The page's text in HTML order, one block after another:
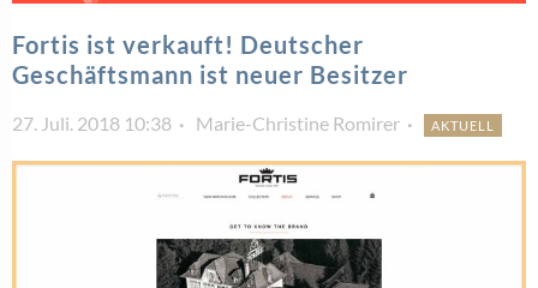
Fortis ist verkauft! Deutscher
Geschäftsmann ist neuer Besitzer
27. Juli. 2018 10:38 Marie-Christine Romirer AKTUELL